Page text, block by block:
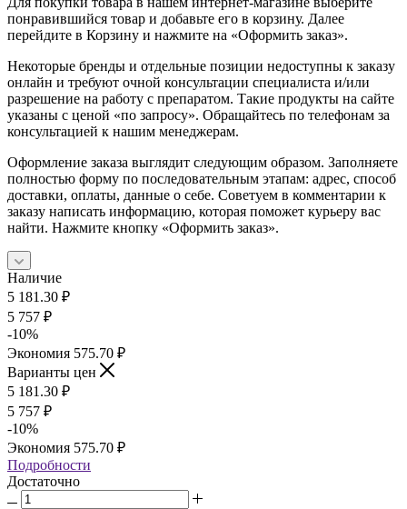
понравившийся товар и добавьте его в корзину. Далее
перейдите в Корзину и нажмите на «Оформить заказ».
Некоторые бренды и отдельные позиции недоступны к заказу
онлайн и требуют очной консультации специалиста и/или
разрешение на работу с препаратом. Такие продукты на сайте
указаны с ценой «по запросу». Обращайтесь по телефонам за
консультацией к нашим менеджерам.
Оформление заказа выглядит следующим образом. Заполняете
полностью форму по последовательным этапам: адрес, способ
доставки, оплаты, данные о себе. Советуем в комментарии к
заказу написать информацию, которая поможет курьеру вас
найти. Нажмите кнопку «Оформить заказ».
Наличие
5 181.30 ₽
5 757 ₽
-10%
Экономия 575.70 ₽
Варианты цен
5 181.30 ₽
5 757 ₽
-10%
Экономия 575.70 ₽
Подробности
Достаточно